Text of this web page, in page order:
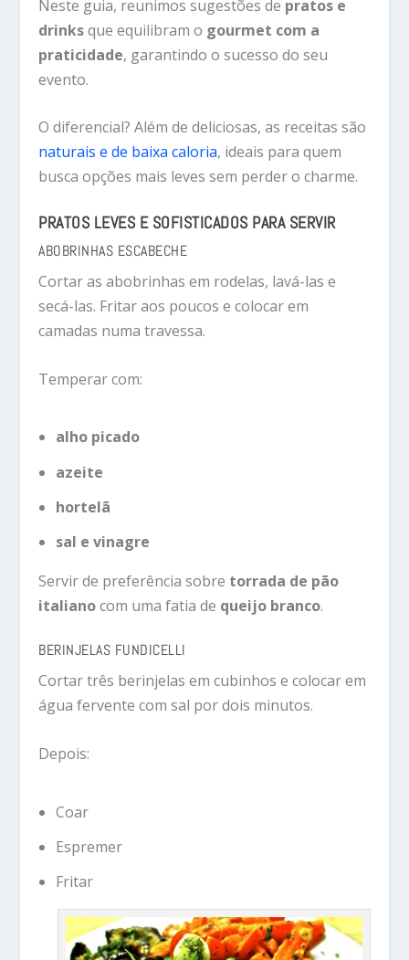
Neste guia, reunimos sugestões de pratos e
drinksque equilibram o gourmet com a
praticidade, garantindo o sucesso do seu
evento.
O diferencial? Além de deliciosas, as receitas são
naturais e de baixa caloria, ideais para quem
busca opções mais leves sem perder o charme.
PRATOS LEVES E SOFISTICADOS PARA SERVIR
ABOBRINHAS ESCABECHE
Cortar as abobrinhas em rodelas, lavá-las e
secá-las. Fritar aos poucos e colocar em
camadas numa travessa.
Temperar com:
alho picado
azeite
hortelã
sal e vinagre
Servir de preferência sobre torrada de pão
italianocom uma fatia de queijo branco.
BERINJELAS FUNDICELLI
Cortar três berinjelas em cubinhos e colocar em
água fervente com sal por dois minutos.
Depois:
Coar
Espremer
Fritar